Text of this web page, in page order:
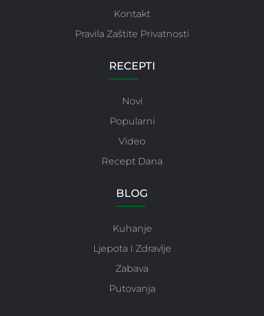
Kontakt
Pravila Zaštite Privatnosti
RECEPTI
Novi
Popularni
Video
Recept Dana
BLOG
Kuhanje
Ljepota I Zdravlje
Zabava
Putovanja